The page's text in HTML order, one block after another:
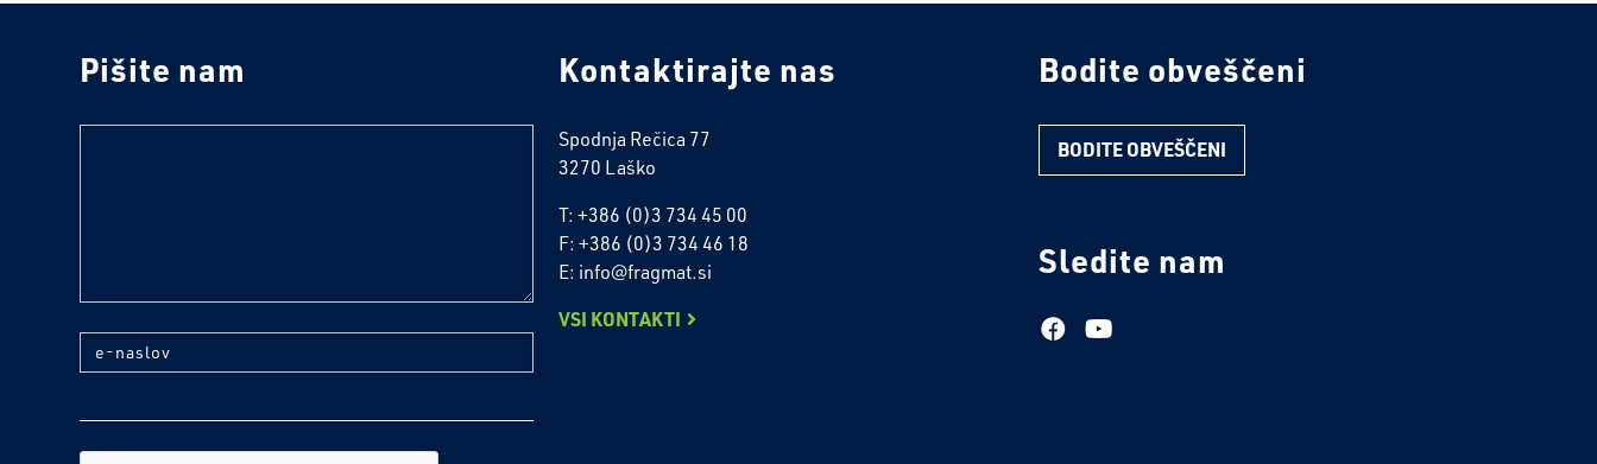
Pišite nam
e-naslov
Kontaktirajte nas
Spodnja Rečica 77
3270 Laško
T: +386 (0)3 734 45 00
F: +386 (0)3 734 46 18
E: info@fragmat.si
VSI KONTAKTI
Bodite obveščeni
BODITE OBVEŠČENI
Sledite nam